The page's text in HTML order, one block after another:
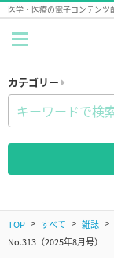
医学・医療の電子コンテンツ
カテゴリー
TOP すべて 雑誌
No.313（2025年8月号）